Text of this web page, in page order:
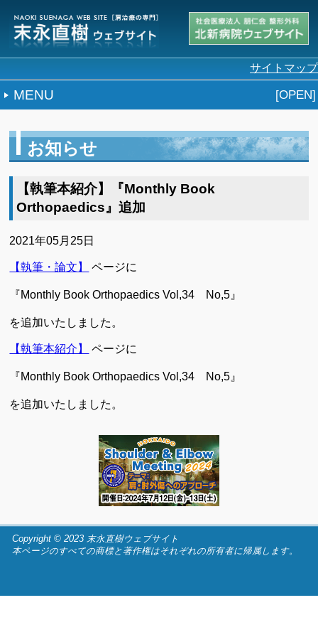
サイトマップ
MENU
お知らせ
【執筆本紹介】『Monthly Book
Orthopaedics』追加
2021年05月25日
【執筆・論文】 ページに
『Monthly Book Orthopaedics Vol,34 No,5』
を追加いたしました。
【執筆本紹介】 ページに
『Monthly Book Orthopaedics Vol,34 No,5』
を追加いたしました。
Copyright © 2023 末永直樹ウェブサイト
本ページのすべての商標と著作権はそれぞれの所有者に帰属します。